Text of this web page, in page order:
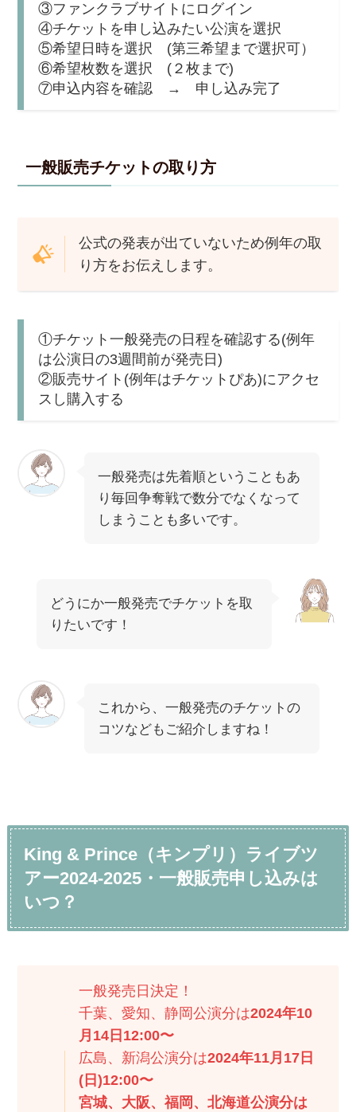
③ファンクラブサイトにログイン
④チケットを申し込みたい公演を選択
⑤希望日時を選択 (第三希望まで選択可）
⑥希望枚数を選択 (２枚まで)
⑦申込内容を確認 → 申し込み完了
一般販売チケットの取り方
公式の発表が出ていないため例年の取
り方をお伝えします。
①チケット一般発売の日程を確認する(例年
は公演日の3週間前が発売日)
②販売サイト(例年はチケットぴあ)にアクセ
スし購入する
一般発売は先着順ということもあ
り毎回争奪戦で数分でなくなって
しまうことも多いです。
どうにか一般発売でチケットを取
りたいです！
これから、一般発売のチケットの
コツなどもご紹介しますね！
King & Prince（キンプリ）ライブツ
アー2024-2025・一般販売申し込みは
いつ？
一般発売日決定！
千葉、愛知、静岡公演分は2024年10
月14日12:00〜
広島、新潟公演分は2024年11月17日
(日)12:00〜
宮城、大阪、福岡、北海道公演分は